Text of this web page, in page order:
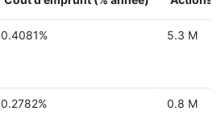
0.4081% 5.3 M
0.2782% 0.8 M